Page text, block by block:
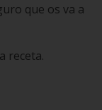
que os va a
receta.